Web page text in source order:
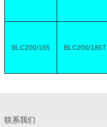
BLC200/185 BLC200/185T
联系我们